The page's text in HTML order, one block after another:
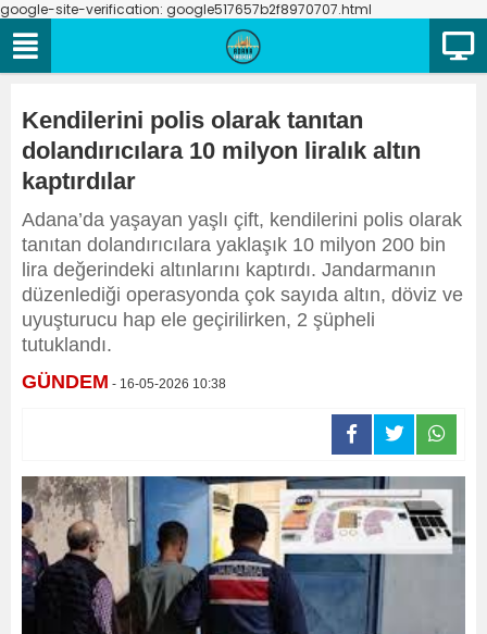
google-site-verification: google517657b2f8970707.html
Kendilerini polis olarak tanıtan
dolandırıcılara 10 milyon liralık altın
kaptırdılar
Adana’da yaşayan yaşlı çift, kendilerini polis olarak
tanıtan dolandırıcılara yaklaşık 10 milyon 200 bin
lira değerindeki altınlarını kaptırdı. Jandarmanın
düzenlediği operasyonda çok sayıda altın, döviz ve
uyuşturucu hap ele geçirilirken, 2 şüpheli
tutuklandı.
GÜNDEM - 16-05-2026 10:38